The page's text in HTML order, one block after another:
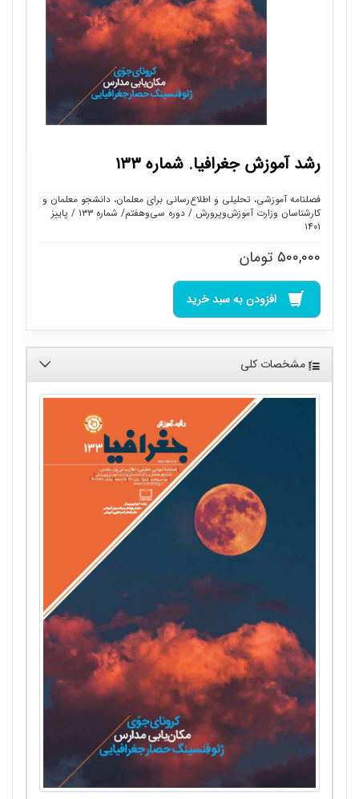
رشد آموزش جغرافیا. شماره ۱۳۳
فصلنامه آموزشی، تحلیلی و اطلاع‌رسانی برای معلمان، دانشجو معلمان و
کارشناسان وزارت آموزش‌وپرورش / دوره سی‌وهفتم/ شماره ۱۳۳ / پاییز
۱۴۰۱
۵۰۰,۰۰۰ تومان
افزودن به سبد خرید
مشخصات کلی